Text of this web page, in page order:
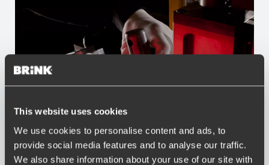
This website uses cookies
We use cookies to personalise content and ads, to
provide social media features and to analyse our traffic.
We also share information about your use of our site with
Voordelen van Brink